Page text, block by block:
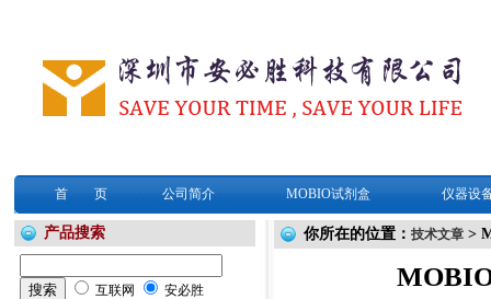
首 页 公司简介 MOBIO试剂盒 仪器设
产品搜索
互联网 安必胜
你所在的位置： 技术文章>